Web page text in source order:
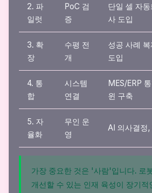
2. 파
일럿
PoC 검
증
단일 셀 자
사 도입
3. 확
장
수평 전
개
성공 사례
도입
4. 통
합
시스템
연결
MES/ERP
윈 구축
5. 자
율화
무인 운
영
AI 의사결정
가장 중요한 것은 '사람'입니다. 로
개선할 수 있는 인재 육성이 장기적